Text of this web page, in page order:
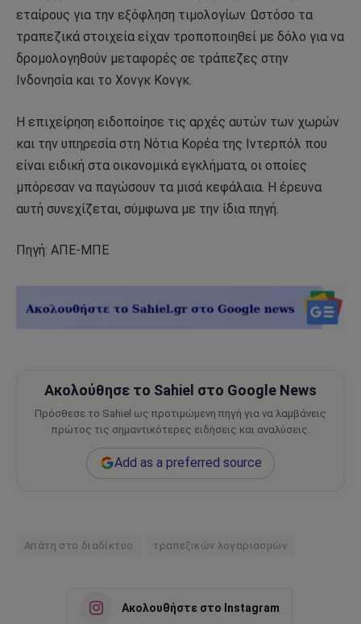
εταίρους για την εξόφληση τιμολογίων. Ωστόσο τα
τραπεζικά στοιχεία είχαν τροποποιηθεί με δόλο για να
δρομολογηθούν μεταφορές σε τράπεζες στην
Ινδονησία και το Χονγκ Κονγκ.
Η επιχείρηση ειδοποίησε τις αρχές αυτών των χωρών
και την υπηρεσία στη Νότια Κορέα της Ιντερπόλ που
είναι ειδική στα οικονομικά εγκλήματα, οι οποίες
μπόρεσαν να παγώσουν τα μισά κεφάλαια. Η έρευνα
αυτή συνεχίζεται, σύμφωνα με την ίδια πηγή.
Πηγή: ΑΠΕ-ΜΠΕ
Ακολούθησε το Sahiel στο Google News
Πρόσθεσε το Sahiel ως προτιμώμενη πηγή για να λαμβάνεις
πρώτος τις σημαντικότερες ειδήσεις και αναλύσεις.
Add as a preferred source
Απάτη στο διαδίκτυο τραπεζικών λογαριασμών
Ακολουθήστε στο Instagram